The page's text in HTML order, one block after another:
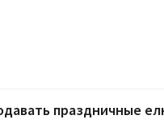
праздничные